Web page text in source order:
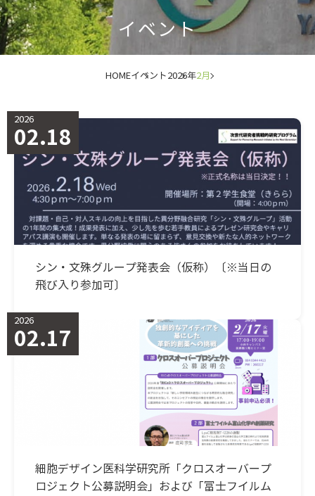
イベント
HOMEイベント2026年2月
2026
02.18
シン・文殊グループ発表会（仮称）〔※当日の
飛び入り参加可〕
2026
02.17
細胞デザイン医科学研究所「クロスオーバープ
ロジェクト公募説明会」および「富士フイルム